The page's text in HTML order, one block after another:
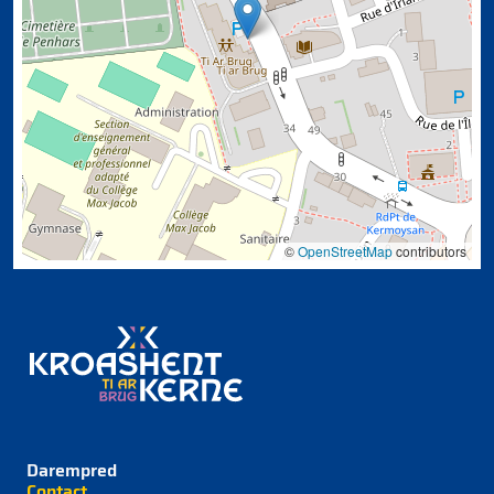
©OpenStreetMapcontributors
Darempred